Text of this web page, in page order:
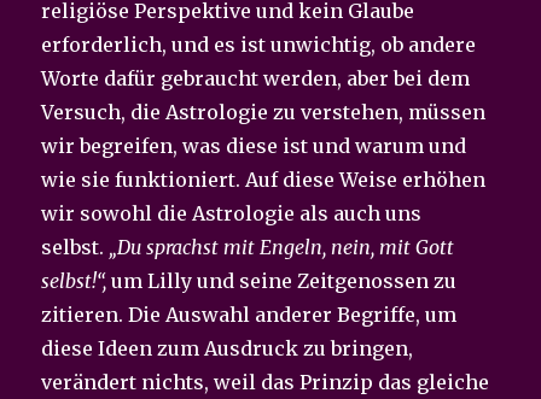
religiöse Perspektive und kein Glaube
erforderlich, und es ist unwichtig, ob andere
Worte dafür gebraucht werden, aber bei dem
Versuch, die Astrologie zu verstehen, müssen
wir begreifen, was diese ist und warum und
wie sie funktioniert. Auf diese Weise erhöhen
wir sowohl die Astrologie als auch uns
selbst. „Du sprachst mit Engeln, nein, mit Gott
selbst!“,um Lilly und seine Zeitgenossen zu
zitieren. Die Auswahl anderer Begriffe, um
diese Ideen zum Ausdruck zu bringen,
verändert nichts, weil das Prinzip das gleiche